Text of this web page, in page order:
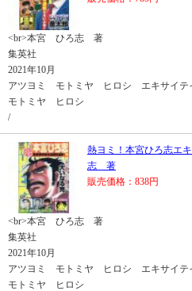
<br>本宮 ひろ志 著
集英社
2021年10月
アツヨミ モトミヤ ヒロシ エキサイ
モトミヤ ヒロシ
/
熱ヨミ！本宮ひろ志エ
志 著
販売価格：838円
<br>本宮 ひろ志 著
集英社
2021年10月
アツヨミ モトミヤ ヒロシ エキサイ
モトミヤ ヒロシ